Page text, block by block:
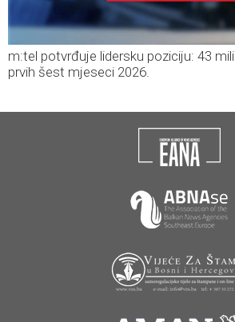
m:tel potvrđuje lidersku poziciju: 43
prvih šest mjeseci 2026.